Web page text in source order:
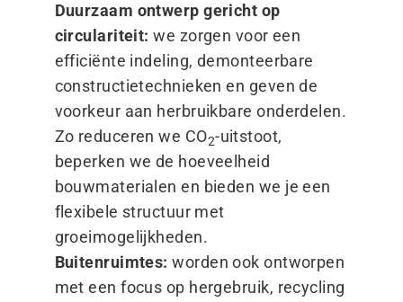
Duurzaam ontwerp gericht op
circulariteit:we zorgen voor een
efficiënte indeling, demonteerbare
constructietechnieken en geven de
voorkeur aan herbruikbare onderdelen.
Zo reduceren we CO2-uitstoot,
beperken we de hoeveelheid
bouwmaterialen en bieden we je een
flexibele structuur met
groeimogelijkheden.
Buitenruimtes: worden ook ontworpen
met een focus op hergebruik, recycling